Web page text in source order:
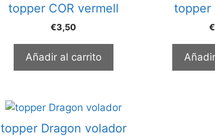
topper COR vermell
€3,50
Añadir al carrito
topper
€
topper Dragon volador